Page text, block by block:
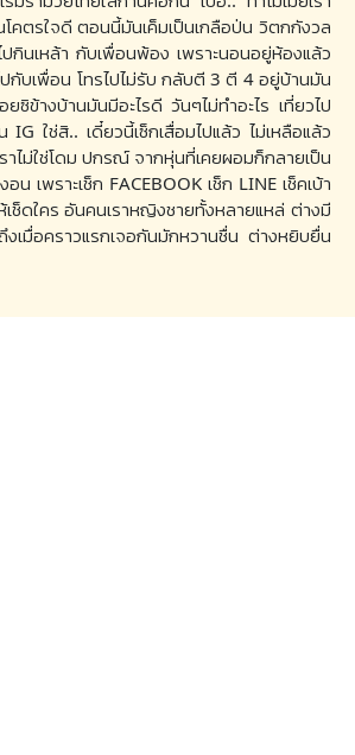
คตรใจดี ตอนนี้มันเค็มเป็นเกลือป่น วิตกกังวล
ปกินเหล้า กับเพื่อนพ้อง เพราะนอนอยู่ห้องแล้ว
ปกับเพื่อน โทรไปไม่รับ กลับตี 3 ตี 4 อยู่บ้านมัน
ซิข้างบ้านมันมีอะไรดี วันๆไม่ทำอะไร เที่ยวไป
ใช่สิ.. เดี๋ยวนี้เซ็กเสื่อมไปแล้ว ไม่เหลือแล้ว
ราไม่ใช่โดม ปกรณ์ จากหุ่นที่เคยผอมก็กลายเป็น
น เพราะเช็ก FACEBOOK เช็ก LINE เช็คเบ้า
เช็ดใคร อันคนเราหญิงชายทั้งหลายแหล่ ต่างมี
มื่อคราวแรกเจอกันมักหวานชื่น ต่างหยิบยื่น